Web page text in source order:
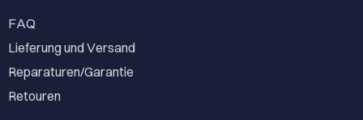
FAQ
Lieferung und Versand
Reparaturen/Garantie
Retouren